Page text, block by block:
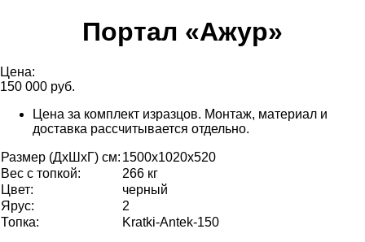
Портал «Ажур»
Цена:
150 000 руб.
Цена за комплект изразцов. Монтаж, материал и
доставка рассчитывается отдельно.
Размер (ДхШхГ) см: 1500х1020х520
Вес с топкой:
266 кг
Цвет:
черный
Ярус:
2
Топка:
Kratki-Antek-150